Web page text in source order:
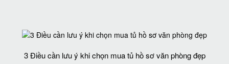
3 Điều cần lưu ý khi chọn mua tủ hồ sơ văn phòng đẹp